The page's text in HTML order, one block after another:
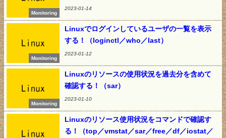
Monitoring
2023-01-14
Monitoring
Linuxでログインしているユーザの一覧を表示
する！（loginctl／who／last）
2023-01-12
Monitoring
Linuxのリソースの使用状況を過去分を含めて
確認する！（sar）
2023-01-10
Linuxのリソース使用状況をコマンドで確認す
る！（top／vmstat／sar／free／df／iostat／